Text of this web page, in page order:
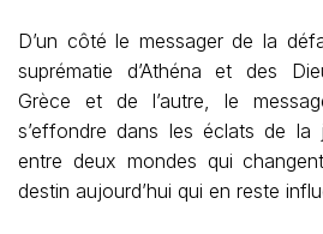
D’un côté le messager de la
suprématie d’Athéna et des
Grèce et de l’autre, le
s’effondre dans les éclats de la
entre deux mondes qui
destin aujourd’hui qui en reste